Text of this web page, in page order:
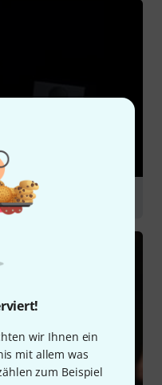
wir Ihnen ein
mit allem was
zum Beispiel